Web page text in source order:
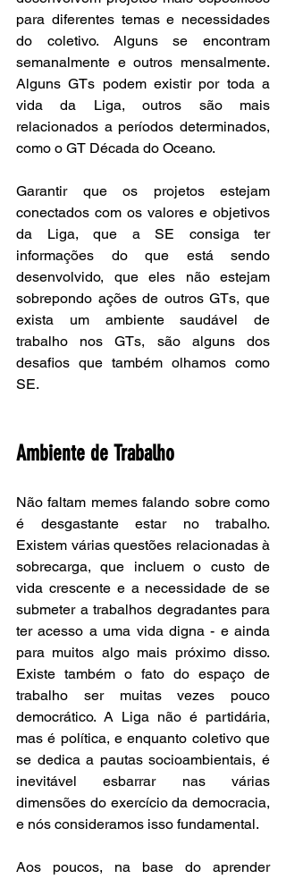
para diferentes temas e necessidades
do coletivo. Alguns se encontram
semanalmente e outros mensalmente.
Alguns GTs podem existir por toda a
vida da Liga, outros são mais
relacionados a períodos determinados,
como o GT Década do Oceano.
Garantir que os projetos estejam
conectados com os valores e objetivos
da Liga, que a SE consiga ter
informações do que está sendo
desenvolvido, que eles não estejam
sobrepondo ações de outros GTs, que
exista um ambiente saudável de
trabalho nos GTs, são alguns dos
desafios que também olhamos como
SE.
Ambiente de Trabalho
Não faltam memes falando sobre como
é desgastante estar no trabalho.
Existem várias questões relacionadas à
sobrecarga, que incluem o custo de
vida crescente e a necessidade de se
submeter a trabalhos degradantes para
ter acesso a uma vida digna - e ainda
para muitos algo mais próximo disso.
Existe também o fato do espaço de
trabalho ser muitas vezes pouco
democrático. A Liga não é partidária,
mas é política, e enquanto coletivo que
se dedica a pautas socioambientais, é
inevitável esbarrar nas várias
dimensões do exercício da democracia,
e nós consideramos isso fundamental.
Aos poucos, na base do aprender